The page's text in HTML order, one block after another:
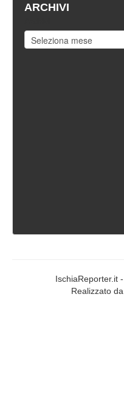
ARCHIVI
IschiaReporter.it
Realizzato da